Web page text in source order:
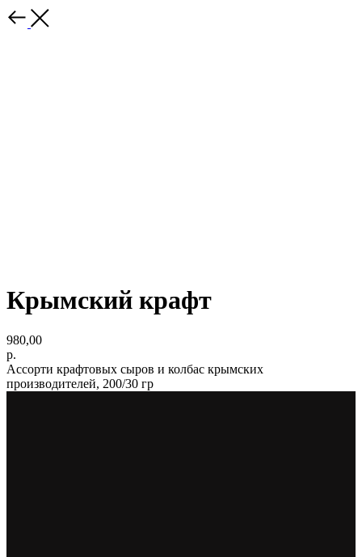
Крымский крафт
980,00
р.
Ассорти крафтовых сыров и колбас крымских
производителей, 200/30 гр